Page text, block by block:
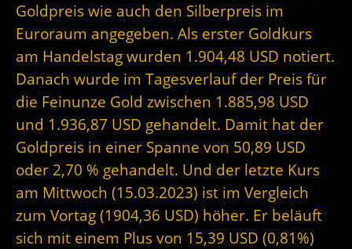
Goldpreis wie auch den Silberpreis im
Euroraum angegeben. Als erster Goldkurs
am Handelstag wurden 1.904,48 USD notiert.
Danach wurde im Tagesverlauf der Preis für
die Feinunze Gold zwischen 1.885,98 USD
und 1.936,87 USD gehandelt. Damit hat der
Goldpreis in einer Spanne von 50,89 USD
oder 2,70 % gehandelt. Und der letzte Kurs
am Mittwoch (15.03.2023) ist im Vergleich
zum Vortag (1904,36 USD) höher. Er beläuft
sich mit einem Plus von 15,39 USD (0,81%)